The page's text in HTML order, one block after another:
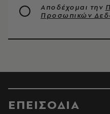
Αποδέχομαι την
Προσωπικών
ΕΠΕΙΣΟΔΙΑ